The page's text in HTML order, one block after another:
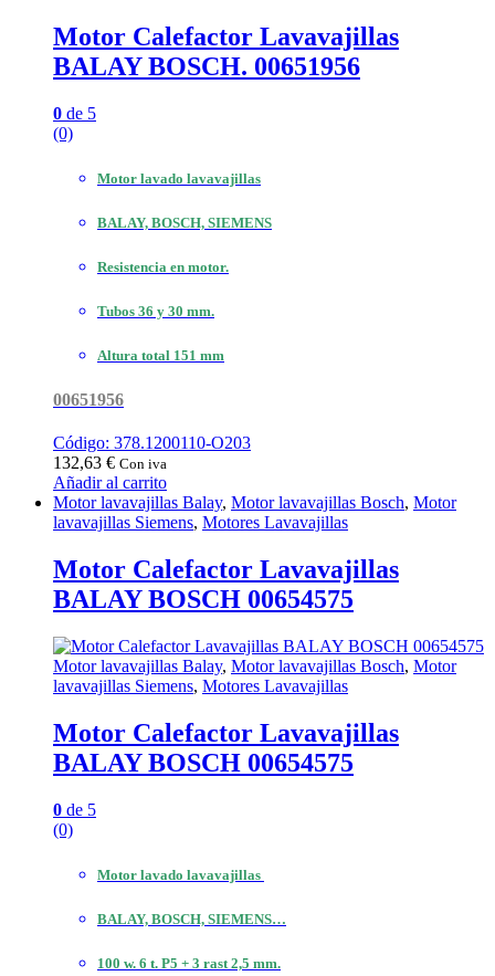
Motor Calefactor Lavavajillas
BALAY BOSCH. 00651956
0 de 5
(0)
Motor lavado lavavajillas
BALAY, BOSCH, SIEMENS
Resistencia en motor.
Tubos 36 y 30 mm.
Altura total 151 mm
00651956
Código: 378.1200110-O203
132,63 € Con iva
Añadir al carrito
Motor lavavajillas Balay, Motor lavavajillas Bosch, Motor
lavavajillas Siemens, Motores Lavavajillas
Motor Calefactor Lavavajillas
BALAY BOSCH 00654575
Motor lavavajillas Balay, Motor lavavajillas Bosch, Motor
lavavajillas Siemens, Motores Lavavajillas
Motor Calefactor Lavavajillas
BALAY BOSCH 00654575
0 de 5
(0)
Motor lavado lavavajillas
BALAY, BOSCH, SIEMENS…
100 w. 6 t. P5 + 3 rast 2,5 mm.